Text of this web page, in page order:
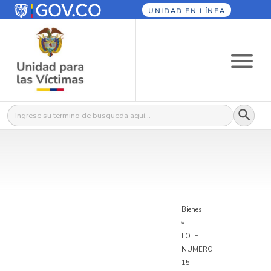
UNIDAD EN LÍNEA
Buscar: Botón
Bienes
»
LOTE
NUMERO
15